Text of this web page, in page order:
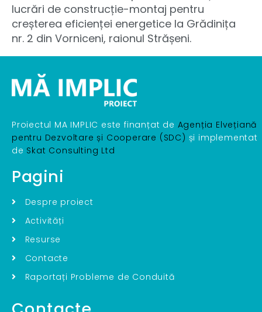
lucrări de construcție-montaj pentru
creșterea eficienței energetice la Grădinița
nr. 2 din Vorniceni, raionul Strășeni.
Proiectul MA IMPLIC este finanțat de Agenția Elvețiană
pentru Dezvoltare și Cooperare (SDC) și implementat
de Skat Consulting Ltd
Pagini
Despre proiect
Activități
Resurse
Contacte
Raportați Probleme de Conduită